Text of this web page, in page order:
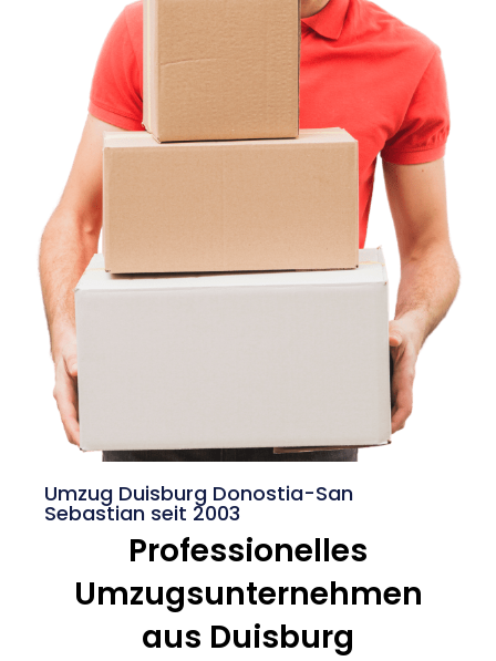
Umzug Duisburg Donostia-San
Sebastian seit 2003
Professionelles
Umzugsunternehmen
aus Duisburg